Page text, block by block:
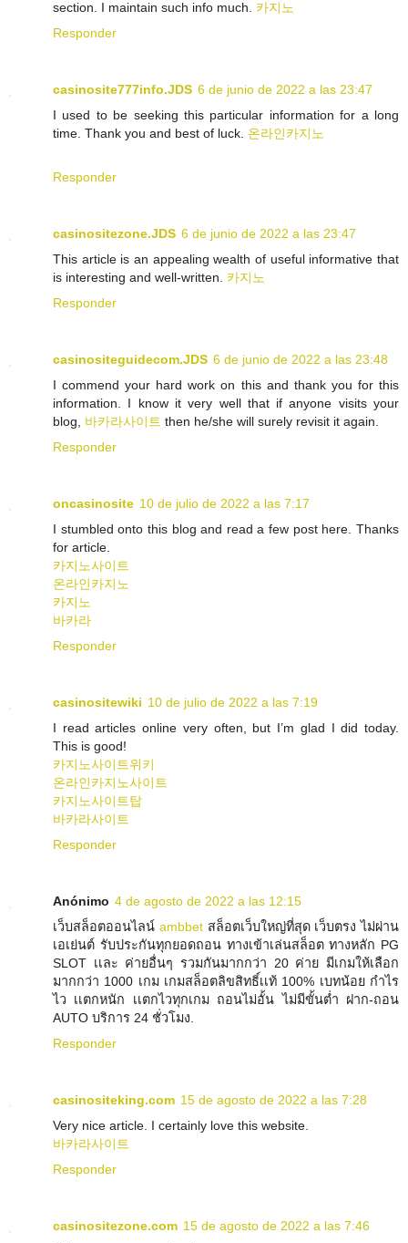
section. I maintain such info much. 카지노
Responder
casinosite777info.JDS 6 de junio de 2022 a las 23:47
I used to be seeking this particular information for a long
time. Thank you and best of luck. 온라인카지노
Responder
casinositezone.JDS 6 de junio de 2022 a las 23:47
This article is an appealing wealth of useful informative that
is interesting and well-written. 카지노
Responder
casinositeguidecom.JDS 6 de junio de 2022 a las 23:48
I commend your hard work on this and thank you for this
information. I know it very well that if anyone visits your
blog, 바카라사이트 then he/she will surely revisit it again.
Responder
oncasinosite 10 de julio de 2022 a las 7:17
I stumbled onto this blog and read a few post here. Thanks
for article.
카지노사이트
온라인카지노
카지노
바카라
Responder
casinositewiki 10 de julio de 2022 a las 7:19
I read articles online very often, but I’m glad I did today.
This is good!
카지노사이트위키
온라인카지노사이트
카지노사이트탑
바카라사이트
Responder
Anónimo 4 de agosto de 2022 a las 12:15
เว็บสล็อตออนไลน์ ambbetสล็อตเว็บใหญ่ที่สุด เว็บตรง ไม่ผ่าน
เอเย่นต์ รับประกันทุกยอดถอน ทางเข้าเล่นสล็อต ทางหลัก PG
SLOT เเละ ค่ายอื่นๆ รวมกันมากกว่า 20 ค่าย มีเกมให้เลือก
มากกว่า 1000 เกม เกมสล็อตลิขสิทธิ์เเท้ 100% เบทน้อย กำไร
ไว เเตกหนัก เเตกไวทุกเกม ถอนไม่อั้น ไม่มีขั้นต่ำ ฝาก-ถอน
AUTO บริการ 24 ชั่วโมง.
Responder
casinositeking.com 15 de agosto de 2022 a las 7:28
Very nice article. I certainly love this website.
바카라사이트
Responder
casinositezone.com 15 de agosto de 2022 a las 7:46